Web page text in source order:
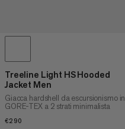
Treeline Light HS Hooded
Jacket Men
Giacca hardshell da escursionismo in
GORE-TEX a 2 strati minimalista
€290